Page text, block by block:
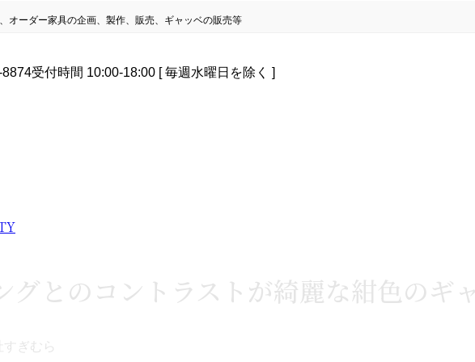
オーダー家具の企画、製作、販売、ギャッベの販売等
受付時間 10:00-18:00 [ 毎週水曜日を除く ]
グとのコントラストが綺麗な紺色のギ
すぎむら